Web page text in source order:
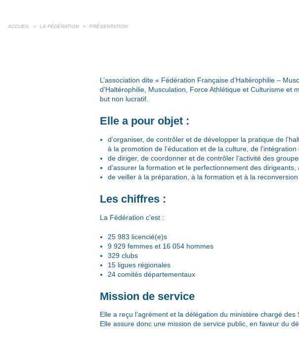
ACCUEIL > LA FÉDÉRATION > PRÉSENTATION
L’association dite « Fédération Française d’Haltérophilie –
d’Haltérophilie, Musculation, Force Athlétique et Culturisme
but non lucratif.
Elle a pour objet :
d’organiser, de contrôler et de développer la pratique de
à la promotion de l’éducation et de la culture, de
de diriger, de coordonner et de contrôler l’activité des
d’assurer la formation et le perfectionnement des
de veiller à la préparation, à la formation et à la
Les chiffres :
La Fédération c’est :
25 983 licencié(e)s
9 929 femmes et 16 054 hommes
329 clubs
15 ligues régionales
24 comités départementaux
Mission de service
Elle a reçu l’agrément et la délégation du ministère chargé
Elle assure donc une mission de service public, en faveur du